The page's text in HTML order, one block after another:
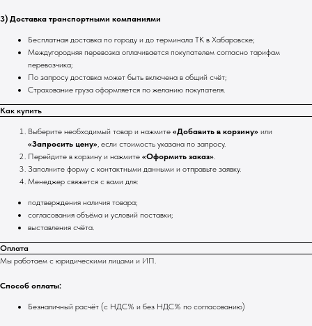
3) Доставка транспортными компаниями
Бесплатная доставка по городу и до терминала ТК в Хабаровске;
Междугородняя перевозка оплачивается покупателем согласно тарифам
перевозчика;
По запросу доставка может быть включена в общий счёт;
Страхование груза оформляется по желанию покупателя.
Как купить
Выберите необходимый товар и нажмите «Добавить в корзину» или
«Запросить цену», если стоимость указана по запросу.
Перейдите в корзину и нажмите «Оформить заказ».
Заполните форму с контактными данными и отправьте заявку.
Менеджер свяжется с вами для:
подтверждения наличия товара;
согласования объёма и условий поставки;
выставления счёта.
Оплата
Мы работаем с юридическими лицами и ИП.
Способ оплаты:
Безналичный расчёт (с НДС% и без НДС% по согласованию)